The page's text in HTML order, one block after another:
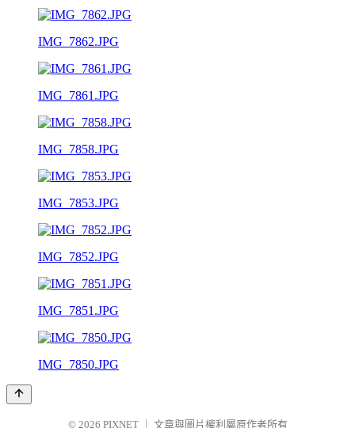
IMG_7862.JPG
IMG_7861.JPG
IMG_7858.JPG
IMG_7853.JPG
IMG_7852.JPG
IMG_7851.JPG
IMG_7850.JPG
© 2026 PIXNET 文章與圖片權利屬原作者所有